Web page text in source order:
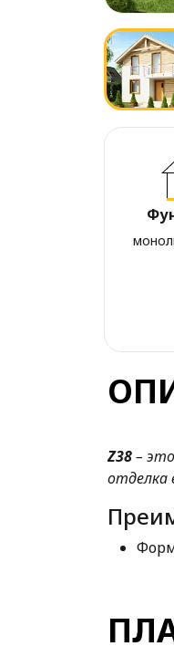
Z38–
отделка
В